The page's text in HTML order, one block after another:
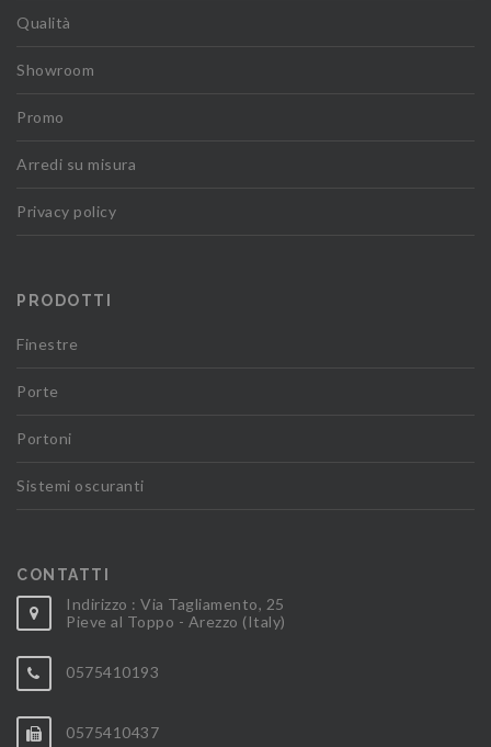
Qualità
Showroom
Promo
Arredi su misura
Privacy policy
PRODOTTI
Finestre
Porte
Portoni
Sistemi oscuranti
CONTATTI
Indirizzo : Via Tagliamento, 25
Pieve al Toppo - Arezzo (Italy)
0575410193
0575410437